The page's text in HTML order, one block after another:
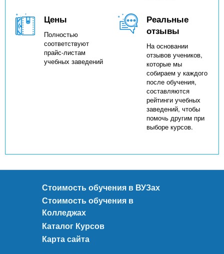
Цены
Полностью
соответствуют
прайс-листам
учебных заведений
Реальные
отзывы
На основании
отзывов учеников,
которые мы
собираем у каждого
после обучения,
составляются
рейтинги учебных
заведений, чтобы
помочь другим при
выборе курсов.
Стоимость обучения в ВУЗах
Стоимость обучения в
Колледжах
Каталог Курсов
Карта сайта